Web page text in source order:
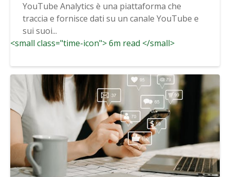
YouTube Analytics è una piattaforma che
traccia e fornisce dati su un canale YouTube e
sui suoi...
<small class="time-icon"> 6m read </small>